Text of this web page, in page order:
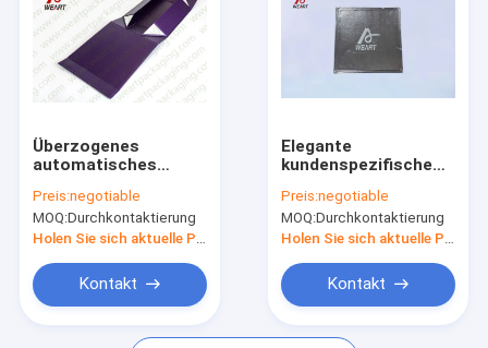
Über uns
Fabrik-Ausflug
Fordern Sie ein Zitat
Pappgeschenkboxen mit Deckeln
Überzogenes
automatisches
Papierkasten-
UVgeschenk, das mit
Magneten verpackt
Preis:negotiable
MOQ:Durchkontaktierung
Holen Sie sich aktuelle Preis
Kontakt
Elegante
kundenspezifische
bedecktes Splitter-
Papier drehen Kasten
um
Preis:negotiable
MOQ:Durchkontaktierung
Holen Sie sich aktuelle Preis
Kontakt